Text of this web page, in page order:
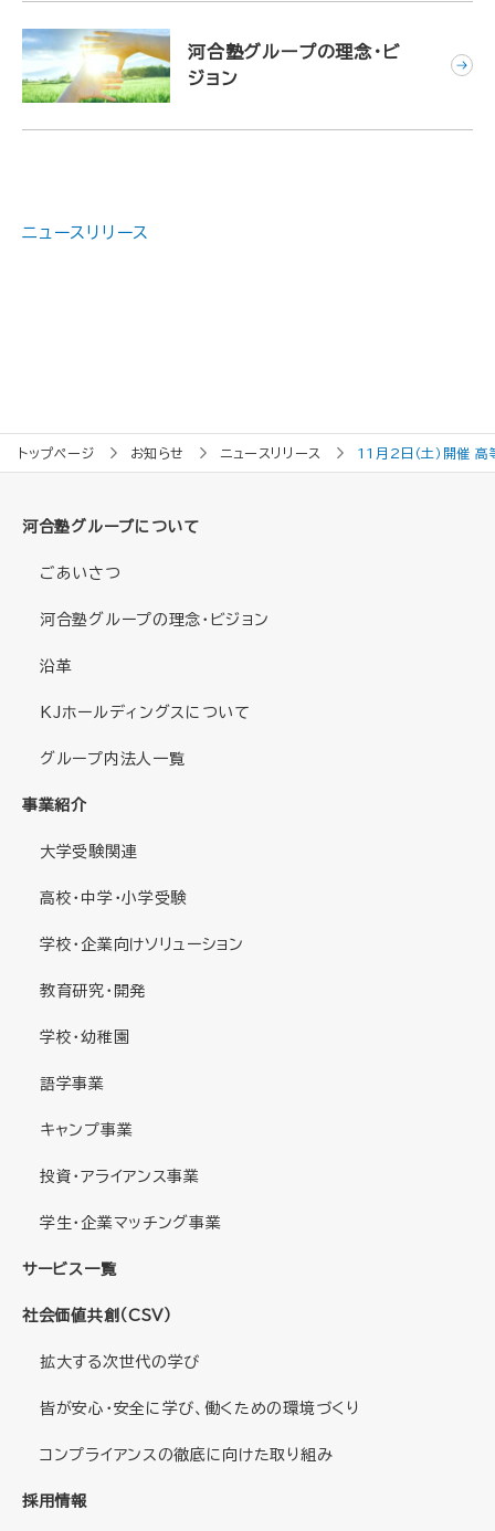
河合塾グループの理念・ビ
ジョン
ニュースリリース
トップページ お知らせ ニュースリリース 11月2日（土）開催
河合塾グループについて
ごあいさつ
河合塾グループの理念・ビジョン
沿革
KJホールディングスについて
グループ内法人一覧
事業紹介
大学受験関連
高校・中学・小学受験
学校・企業向けソリューション
教育研究・開発
学校・幼稚園
語学事業
キャンプ事業
投資・アライアンス事業
学生・企業マッチング事業
サービス一覧
社会価値共創（CSV）
拡大する次世代の学び
皆が安心・安全に学び、働くための環境づくり
コンプライアンスの徹底に向けた取り組み
採用情報